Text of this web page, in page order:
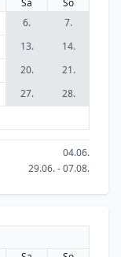
Sa
So
6.
7.
13.
14.
20.
21.
27.
28.
04.06.
29.06. - 07.08.